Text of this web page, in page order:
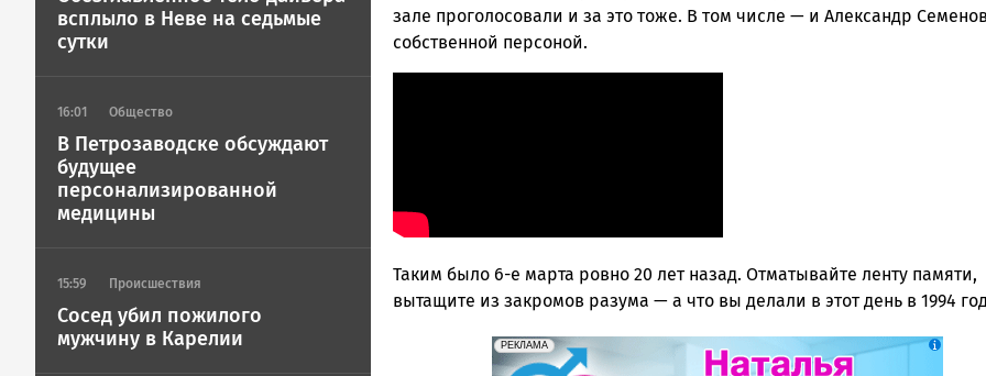
всплыло в Неве на седьмые
сутки
16:01 Общество
В Петрозаводске обсуждают
будущее
персонализированной
медицины
15:59 Происшествия
Сосед убил пожилого
мужчину в Карелии
зале проголосовали и за это тоже. В том числе — и Александр
собственной персоной.
Таким было 6-е марта ровно 20 лет назад. Отматывайте ленту памяти,
вытащите из закромов разума — а что вы делали в этот день в 1994
erid: 2SDnjek5YUa
РЕКЛАМА
Реклама